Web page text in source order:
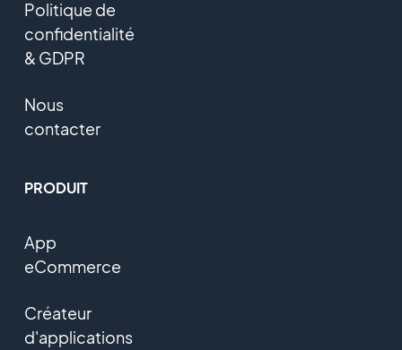
Politique de
confidentialité
& GDPR
Nous
contacter
PRODUIT
App
eCommerce
Créateur
d'applications